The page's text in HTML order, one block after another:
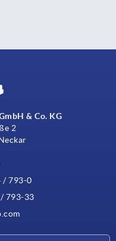
& Co. KG
2
/ 793-0
793-33